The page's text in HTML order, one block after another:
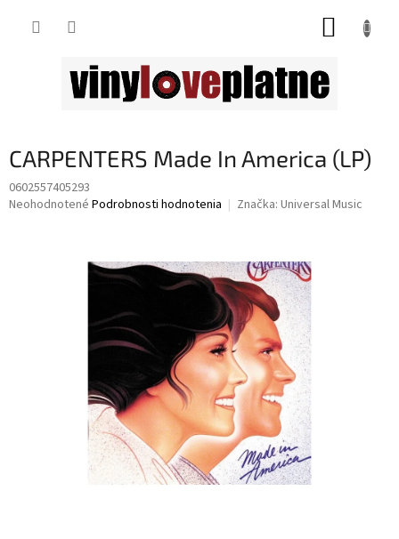
CARPENTERS Made In America (LP)
0602557405293
Priemerné
Neohodnotené Podrobnosti hodnotenia Značka: Universal Music